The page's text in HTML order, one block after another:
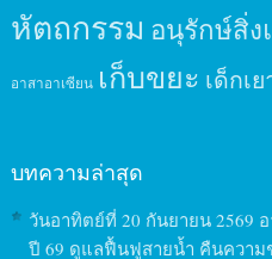
หัตถกรรม อนุรักษ์สิ่
อาสาอาเซียน เก็บขยะ เด็กเ
บทความล่าสุด
วันอาทิตย์ที่ 20 กันยายน 2569
ปี 69 ดูแลฟื้นฟูสายน้ำ คืนควา